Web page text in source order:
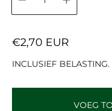
N
R
€2,70 EUR
INCLUSIEF BELASTING.
VOEG